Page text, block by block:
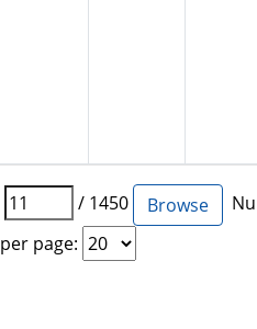
/ 1450
per page: